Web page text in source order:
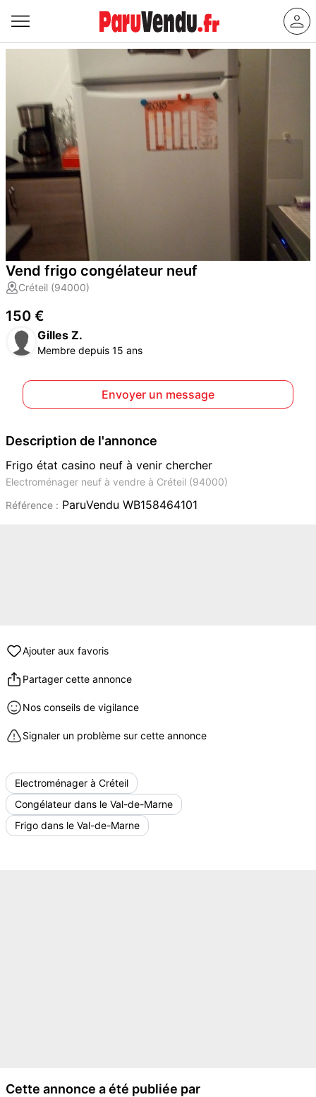
Vend frigo congélateur neuf
Créteil (94000)
150 €
Gilles Z.
Membre depuis 15 ans
Envoyer un message
Description de l'annonce
Frigo état casino neuf à venir chercher
Electroménager neuf à vendre à Créteil (94000)
Référence : ParuVendu WB158464101
Ajouter aux favoris
Partager cette annonce
Nos conseils de vigilance
Signaler un problème sur cette annonce
Electroménager à Créteil
Congélateur dans le Val-de-Marne
Frigo dans le Val-de-Marne
Cette annonce a été publiée par